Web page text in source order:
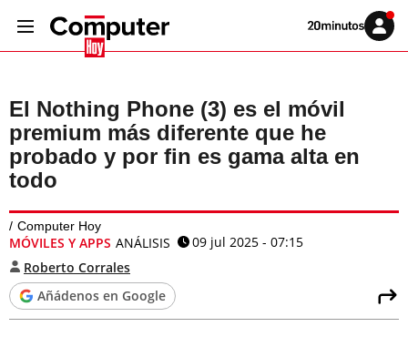
Volver
Iniciar
sesión
El Nothing Phone (3) es el móvil
premium más diferente que he
probado y por fin es gama alta en
todo
Computer Hoy
MÓVILES Y APPS ANÁLISIS
09 jul 2025 - 07:15
Roberto Corrales
Añádenos en Google